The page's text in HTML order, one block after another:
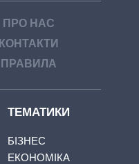
ПРО НАС
КОНТАКТИ
ПРАВИЛА
ТЕМАТИКИ
БІЗНЕС
ЕКОНОМІКА